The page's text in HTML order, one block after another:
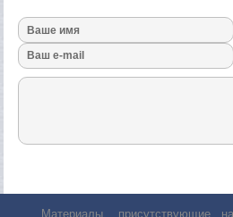
Материалы, присутствующие